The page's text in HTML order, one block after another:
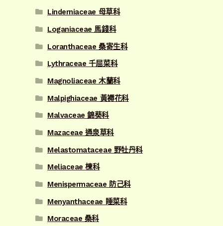
Linderniaceae 母草科
Loganiaceae 馬錢科
Loranthaceae 桑寄生科
Lythraceae 千屈菜科
Magnoliaceae 木蘭科
Malpighiaceae 黃褥花科
Malvaceae 錦葵科
Mazaceae 通泉草科
Melastomataceae 野牡丹科
Meliaceae 楝科
Menispermaceae 防己科
Menyanthaceae 睡菜科
Moraceae 桑科